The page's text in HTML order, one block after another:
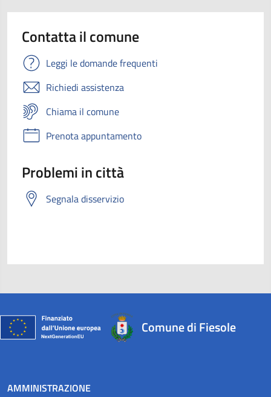
Contatta il comune
Leggi le domande frequenti
Richiedi assistenza
Chiama il comune
Prenota appuntamento
Problemi in città
Segnala disservizio
Comune di Fiesole
AMMINISTRAZIONE